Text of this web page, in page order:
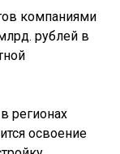
компаниями
рублей в
регионах
освоение